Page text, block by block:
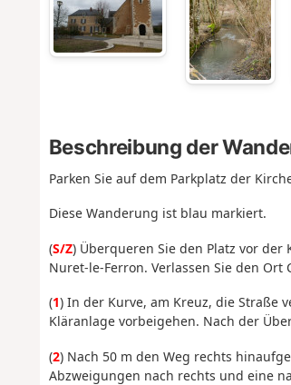
Beschreibung der
Parken Sie auf dem Parkplatz der
Diese Wanderung ist blau markiert.
(S/Z) Überqueren Sie den Platz vor
Nuret-le-Ferron. Verlassen Sie den
(1) In der Kurve, am Kreuz, die Straße
Kläranlage vorbeigehen. Nach der
(2) Nach 50 m den Weg rechts
Abzweigungen nach rechts und eine